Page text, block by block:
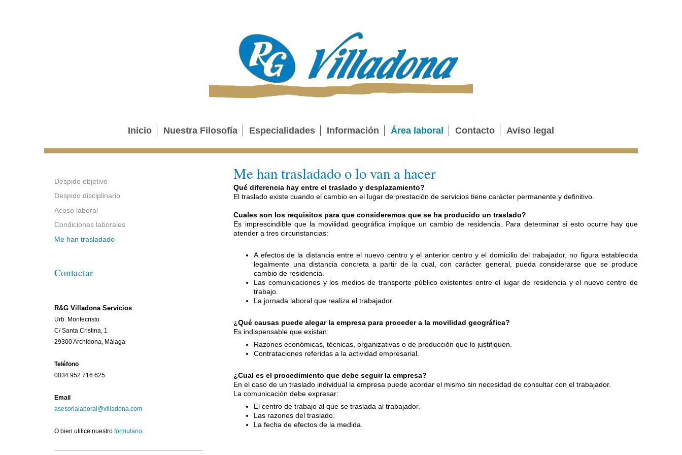
Inicio Nuestra Filosofía Especialidades Información Área laboral Contacto Aviso legal
Me han trasladado o lo van a hacer
Qué diferencia hay entre el traslado y desplazamiento?
El traslado existe cuando el cambio en el lugar de prestación de servicios tiene carácter permanente y definitivo.
Cuales son los requisitos para que consideremos que se ha producido un traslado?
Es imprescindible que la movilidad geográfica implique un cambio de residencia. Para determinar si esto ocurre hay que
atender a tres circunstancias:
A efectos de la distancia entre el nuevo centro y el anterior centro y el domicilio del trabajador, no figura establecida
legalmente una distancia concreta a partir de la cual, con carácter general, pueda considerarse que se produce
cambio de residencia.
Las comunicaciones y los medios de transporte público existentes entre el lugar de residencia y el nuevo centro de
trabajo.
La jornada laboral que realiza el trabajador.
¿Qué causas puede alegar la empresa para proceder a la movilidad geográfica?
Es indispensable que existan:
Razones económicas, técnicas, organizativas o de producción que lo justifiquen.
Contrataciones referidas a la actividad empresarial.
¿Cual es el procedimiento que debe seguir la empresa?
En el caso de un traslado individual la empresa puede acordar el mismo sin necesidad de consultar con el trabajador.
La comunicación debe expresar:
El centro de trabajo al que se traslada al trabajador.
Las razones del traslado.
La fecha de efectos de la medida.
Despido objetivo
Despido disciplinario
Acoso laboral
Condiciones laborales
Me han trasladado
Contactar
R&G Villadona Servicios
Urb. Montecristo
C/ Santa Cristina, 1
29300 Archidona, Málaga
Teléfono
0034 952 716 625
Email
asesorialaboral@villadona.com
O bien utilice nuestro formulario.